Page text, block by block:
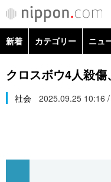
新着 カテゴリー ニュ
政治・外交
経済・ビジネス
社会
クロスボウ4人殺
社会 2025.09.25 10:16